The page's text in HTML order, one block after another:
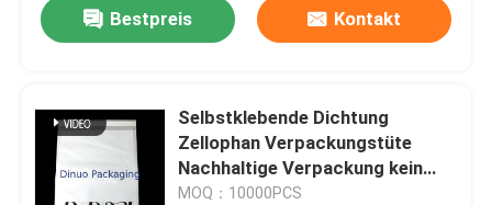
Bestpreis Kontakt
Selbstklebende Dichtung
Zellophan Verpackungstüte
Nachhaltige Verpackung kein
Kunststoff biologisch
MOQ：10000PCS